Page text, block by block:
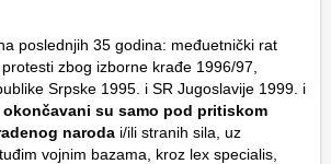
poslednjih 35 godina: međuetnički rat
zbog izborne krađe 1996/97,
Srpske 1995. i SR Jugoslavije 1999. i
okončavani su samo pod pritiskom
naroda i/ili stranih sila, uz
vojnim bazama, kroz lex specialis,